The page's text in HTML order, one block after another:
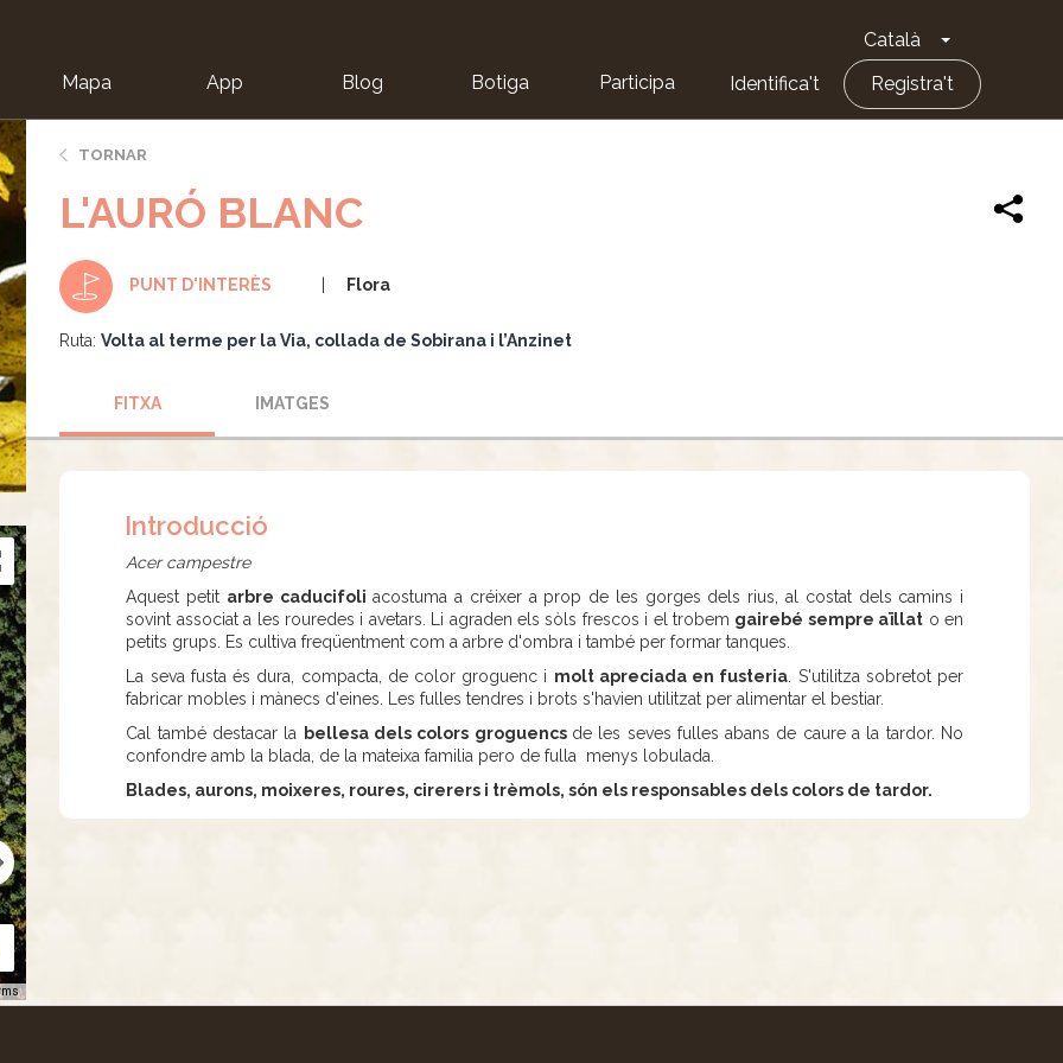
Català Toggle
Mapa App Blog Botiga Participa Identifica't Registra't
TORNAR
L'AURÓ BLANC
PUNT D'INTERÈS Flora
Ruta: Volta al terme per la Via, collada de Sobirana i l’Anzinet
FITXA IMATGES
Introducció
Acer campestre
Aquest petit arbre caducifoli acostuma a créixer a prop de les gorges dels rius, al costat dels camins i
sovint associat a les rouredes i avetars. Li agraden els sòls frescos i el trobem gairebé sempre aïllat o en
petits grups. Es cultiva freqüentment com a arbre d'ombra i també per formar tanques.
La seva fusta és dura, compacta, de color groguenc i molt apreciada en fusteria . S'utilitza sobretot per
fabricar mobles i mànecs d'eines. Les fulles tendres i brots s'havien utilitzat per alimentar el bestiar.
Cal també destacar la
bellesa dels colors groguencs de les seves fulles abans de caure a la tardor. No
confondre amb la blada, de la mateixa familia pero de fulla menys lobulada.
Blades, aurons, moixeres, roures, cirerers i trèmols, són els responsables dels colors de tardor.